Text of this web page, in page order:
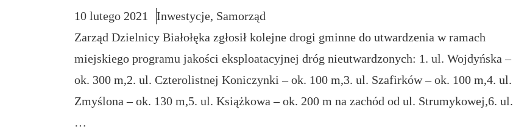
10 lutego 2021 Inwestycje, Samorząd
Zarząd Dzielnicy Białołęka zgłosił kolejne drogi gminne do utwardzenia w ramach
miejskiego programu jakości eksploatacyjnej dróg nieutwardzonych: 1. ul. Wojdyńska –
ok. 300 m,2. ul. Czterolistnej Koniczynki – ok. 100 m,3. ul. Szafirków – ok. 100 m,4. ul.
Zmyślona – ok. 130 m,5. ul. Książkowa – ok. 200 m na zachód od ul. Strumykowej,6. ul.
…